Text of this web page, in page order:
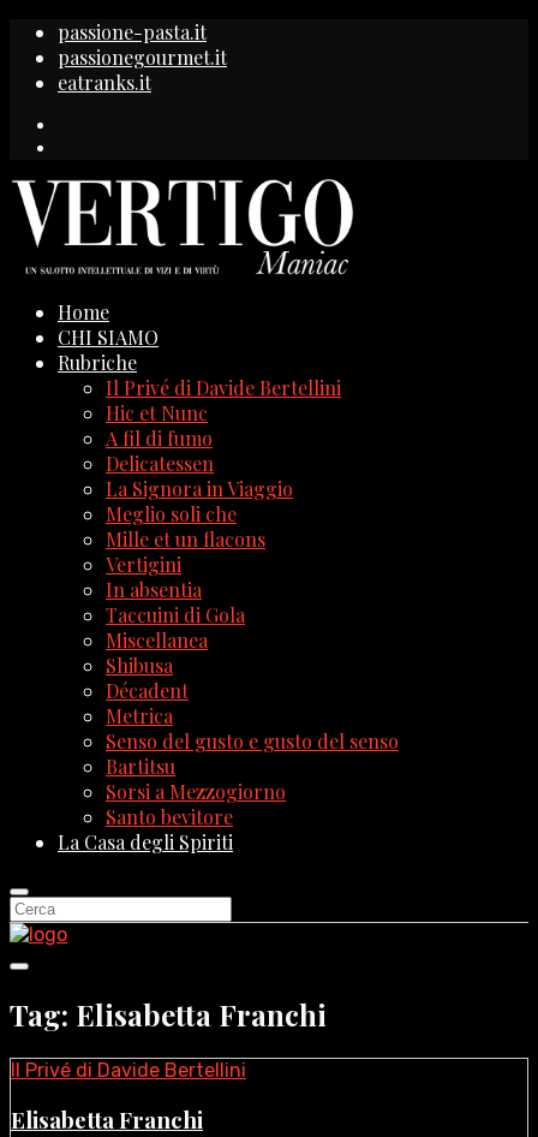
passione-pasta.it
passionegourmet.it
eatranks.it
Home
CHI SIAMO
Rubriche
Il Privé di Davide Bertellini
Hic et Nunc
A fil di fumo
Delicatessen
La Signora in Viaggio
Meglio soli che
Mille et un flacons
Vertigini
In absentia
Taccuini di Gola
Miscellanea
Shibusa
Décadent
Metrica
Senso del gusto e gusto del senso
Bartitsu
Sorsi a Mezzogiorno
Santo bevitore
La Casa degli Spiriti
Tag: Elisabetta Franchi
Il Privé di Davide Bertellini
Elisabetta Franchi